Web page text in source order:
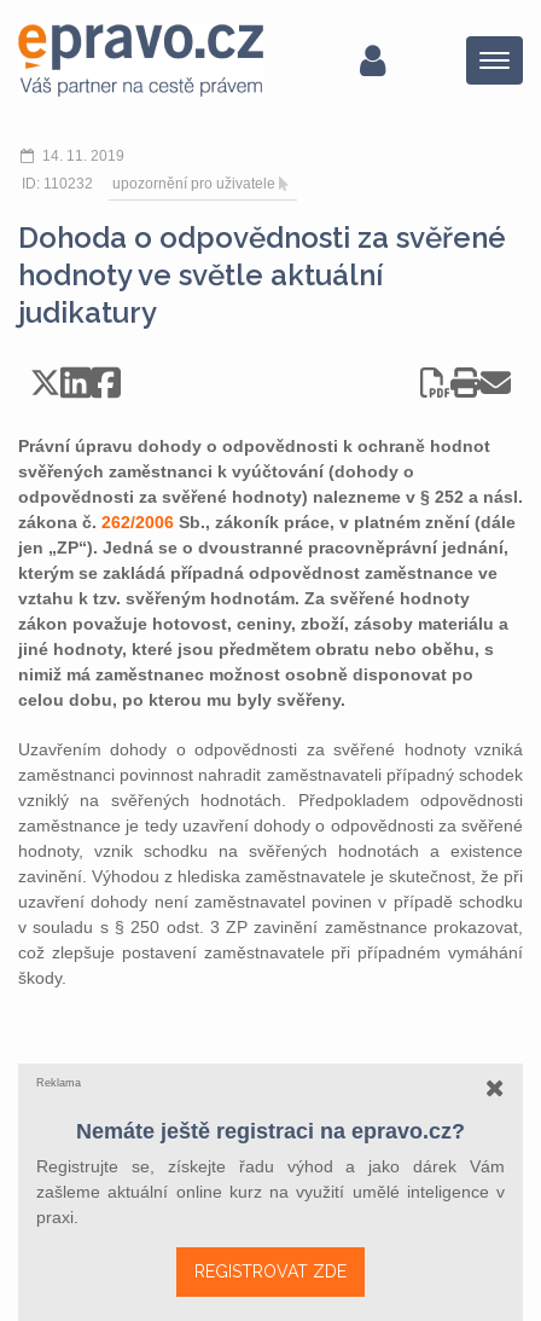
Menu
14. 11. 2019
ID: 110232
upozornění pro uživatele
Dohoda o odpovědnosti za svěřené
hodnoty ve světle aktuální
judikatury
Právní úpravu dohody o odpovědnosti k ochraně hodnot
svěřených zaměstnanci k vyúčtování (dohody o
odpovědnosti za svěřené hodnoty) nalezneme v § 252 a násl.
zákona č. 262/2006 Sb., zákoník práce, v platném znění (dále
jen „ZP“). Jedná se o dvoustranné pracovněprávní jednání,
kterým se zakládá případná odpovědnost zaměstnance ve
vztahu k tzv. svěřeným hodnotám. Za svěřené hodnoty
zákon považuje hotovost, ceniny, zboží, zásoby materiálu a
jiné hodnoty, které jsou předmětem obratu nebo oběhu, s
nimiž má zaměstnanec možnost osobně disponovat po
celou dobu, po kterou mu byly svěřeny.
Uzavřením dohody o odpovědnosti za svěřené hodnoty vzniká
zaměstnanci povinnost nahradit zaměstnavateli případný schodek
vzniklý na svěřených hodnotách. Předpokladem odpovědnosti
zaměstnance je tedy uzavření dohody o odpovědnosti za svěřené
hodnoty, vznik schodku na svěřených hodnotách a existence
zavinění. Výhodou z hlediska zaměstnavatele je skutečnost, že při
uzavření dohody není zaměstnavatel povinen v případě schodku
v souladu s § 250 odst. 3 ZP zavinění zaměstnance prokazovat,
což zlepšuje postavení zaměstnavatele při případném vymáhání
škody.
Reklama
Nemáte ještě registraci na epravo.cz?
Registrujte se, získejte řadu výhod a jako dárek Vám
zašleme aktuální online kurz na využití umělé inteligence v
praxi.
REGISTROVAT ZDE